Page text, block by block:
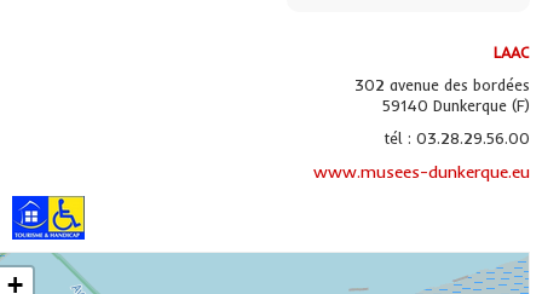
LAAC
302 avenue des bordées
59140 Dunkerque (F)
tél : 03.28.29.56.00
www.musees-dunkerque.eu
+